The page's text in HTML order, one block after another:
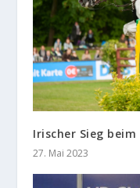
Irischer Sieg
27. Mai 2023